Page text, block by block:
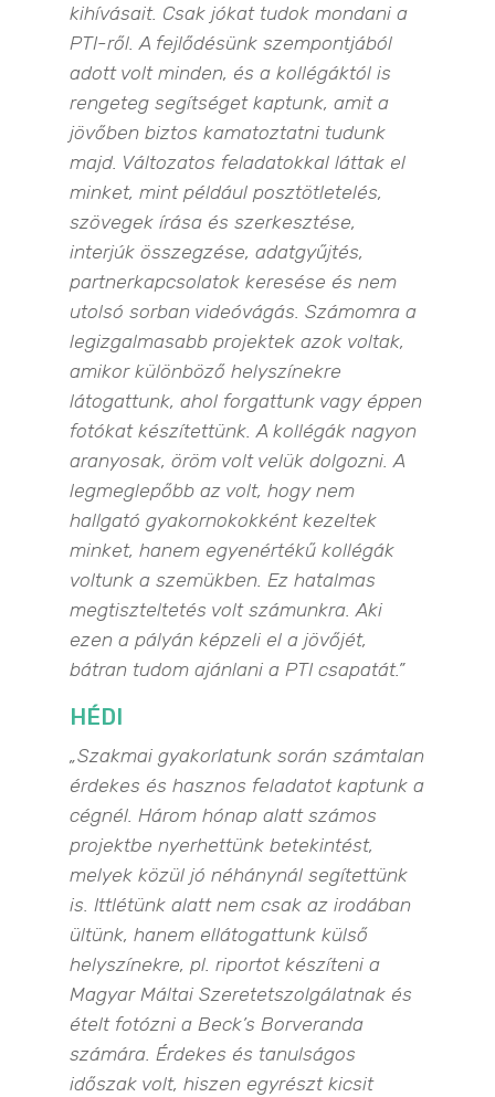
kihívásait. Csak jókat tudok mondani a
PTI-ről. A fejlődésünk szempontjából
adott volt minden, és a kollégáktól is
rengeteg segítséget kaptunk, amit a
jövőben biztos kamatoztatni tudunk
majd. Változatos feladatokkal láttak el
minket, mint például posztötletelés,
szövegek írása és szerkesztése,
interjúk összegzése, adatgyűjtés,
partnerkapcsolatok keresése és nem
utolsó sorban videóvágás. Számomra a
legizgalmasabb projektek azok voltak,
amikor különböző helyszínekre
látogattunk, ahol forgattunk vagy éppen
fotókat készítettünk. A kollégák nagyon
aranyosak, öröm volt velük dolgozni. A
legmeglepőbb az volt, hogy nem
hallgató gyakornokokként kezeltek
minket, hanem egyenértékű kollégák
voltunk a szemükben. Ez hatalmas
megtiszteltetés volt számunkra. Aki
ezen a pályán képzeli el a jövőjét,
bátran tudom ajánlani a PTI csapatát.”
HÉDI
„Szakmai gyakorlatunk során számtalan
érdekes és hasznos feladatot kaptunk a
cégnél. Három hónap alatt számos
projektbe nyerhettünk betekintést,
melyek közül jó néhánynál segítettünk
is. Ittlétünk alatt nem csak az irodában
ültünk, hanem ellátogattunk külső
helyszínekre, pl. riportot készíteni a
Magyar Máltai Szeretetszolgálatnak és
ételt fotózni a Beck’s Borveranda
számára. Érdekes és tanulságos
időszak volt, hiszen egyrészt kicsit